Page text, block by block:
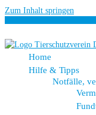
Zum Inhalt springen
Home
Hilfe & Tipps
Notfälle,